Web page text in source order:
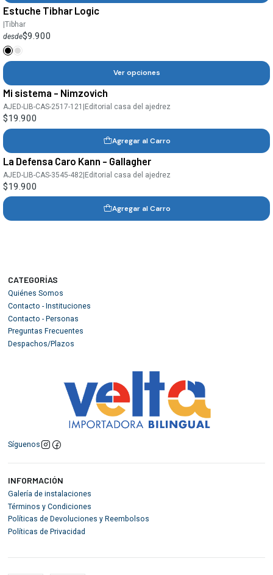
Estuche Tibhar Logic
|Tibhar
desde$9.900
Ver opciones
Mi sistema - Nimzovich
AJED-LIB-CAS-2517-121 Editorial casa del ajedrez
$19.900
Agregar al Carro
La Defensa Caro Kann - Gallagher
AJED-LIB-CAS-3545-482|Editorial casa del ajedrez
$19.900
Agregar al Carro
CATEGORÍAS
Quiénes Somos
Contacto - Instituciones
Contacto - Personas
Preguntas Frecuentes
Despachos/Plazos
Síguenos
INFORMACIÓN
Galería de instalaciones
Términos y Condiciones
Políticas de Devoluciones y Reembolsos
Políticas de Privacidad